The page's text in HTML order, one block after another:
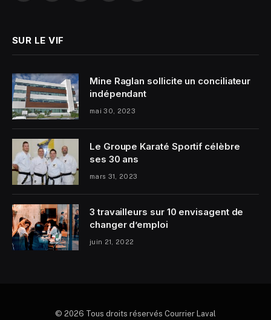
SUR LE VIF
Mine Raglan sollicite un conciliateur
indépendant
mai 30, 2023
Le Groupe Karaté Sportif célèbre
ses 30 ans
mars 31, 2023
3 travailleurs sur 10 envisagent de
changer d’emploi
juin 21, 2022
© 2026 Tous droits réservés Courrier Laval